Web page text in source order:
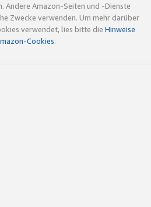
Andere Amazon-Seiten und -Dienste
Zwecke verwenden. Um mehr darüber
verwendet, lies bitte die Hinweise
Cookies.